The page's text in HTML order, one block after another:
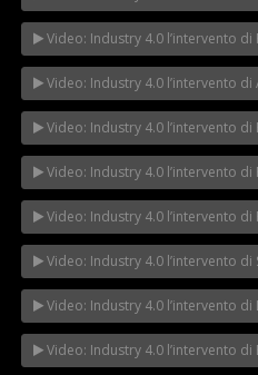
Video: Industry 4.0 l’intervento
Video: Industry 4.0 l’intervento
Video: Industry 4.0 l’intervento
Video: Industry 4.0 l’intervento
Video: Industry 4.0 l’intervento
Video: Industry 4.0 l’intervento
Video: Industry 4.0 l’intervento
Video: Industry 4.0 l’intervento